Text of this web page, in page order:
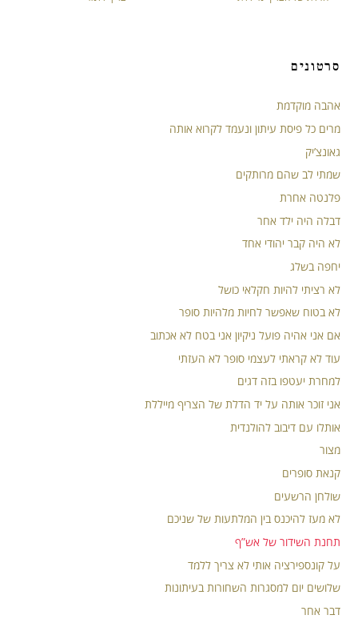
סרטונים
אהבה מוקדמת
מרים כל פיסת עיתון ונעמד לקרוא אותה
גאונצ’יק
שמתי לב שהם מרותקים
פלנטה אחרת
דבלה היה ילד אחר
לא היה קבר יהודי אחד
יחפה בשלג
לא רציתי להיות חקלאי כושל
לא בטוח שאפשר לחיות מלהיות סופר
אם אני אהיה פועל ניקיון אני בטח לא אכתוב
עוד לא קראתי לעצמי סופר לא העזתי
למחרת יעטפו בזה דגים
אני זוכר אותה על יד הדלת של הצריף מייללת
אותלו עם דיבוב להולנדית
מצור
קנאת סופרים
שולחן הרשעים
לא מעז להיכנס בין המלתעות של שניכם
תחנת השידור של אש”ף
על קונספירציה אותי לא צריך ללמד
שלושים יום למסגרות השחורות בעיתונות
דבר אחר